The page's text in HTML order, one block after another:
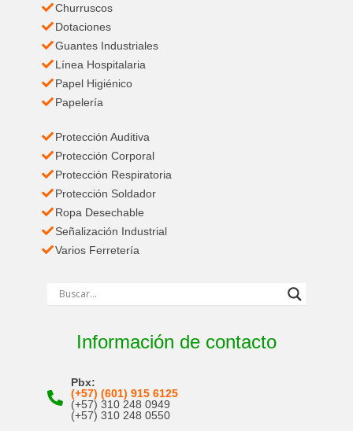
Churruscos
Dotaciones
Guantes Industriales
Línea Hospitalaria
Papel Higiénico
Papelería
Protección Auditiva
Protección Corporal
Protección Respiratoria
Protección Soldador
Ropa Desechable
Señalización Industrial
Varios Ferretería
Información de contacto
Pbx:
(+57) (601) 915 6125
(+57) 310 248 0949
(+57) 310 248 0550